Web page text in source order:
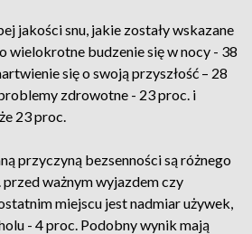
jakości snu, jakie zostały wskazane
wielokrotne budzenie się w nocy - 38
się o swoją przyszłość – 28
zdrowotne - 23 proc. i
23 proc.
przyczyną bezsenności są różnego
ważnym wyjazdem czy
miejscu jest nadmiar używek,
- 4 proc. Podobny wynik mają